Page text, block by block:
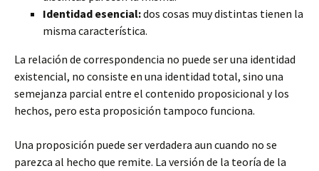
Identidad esencial:dos cosas muy distintas tienen la
misma característica.
La relación de correspondencia no puede ser una identidad
existencial, no consiste en una identidad total, sino una
semejanza parcial entre el contenido proposicional y los
hechos, pero esta proposición tampoco funciona.
Una proposición puede ser verdadera aun cuando no se
parezca al hecho que remite. La versión de la teoría de la